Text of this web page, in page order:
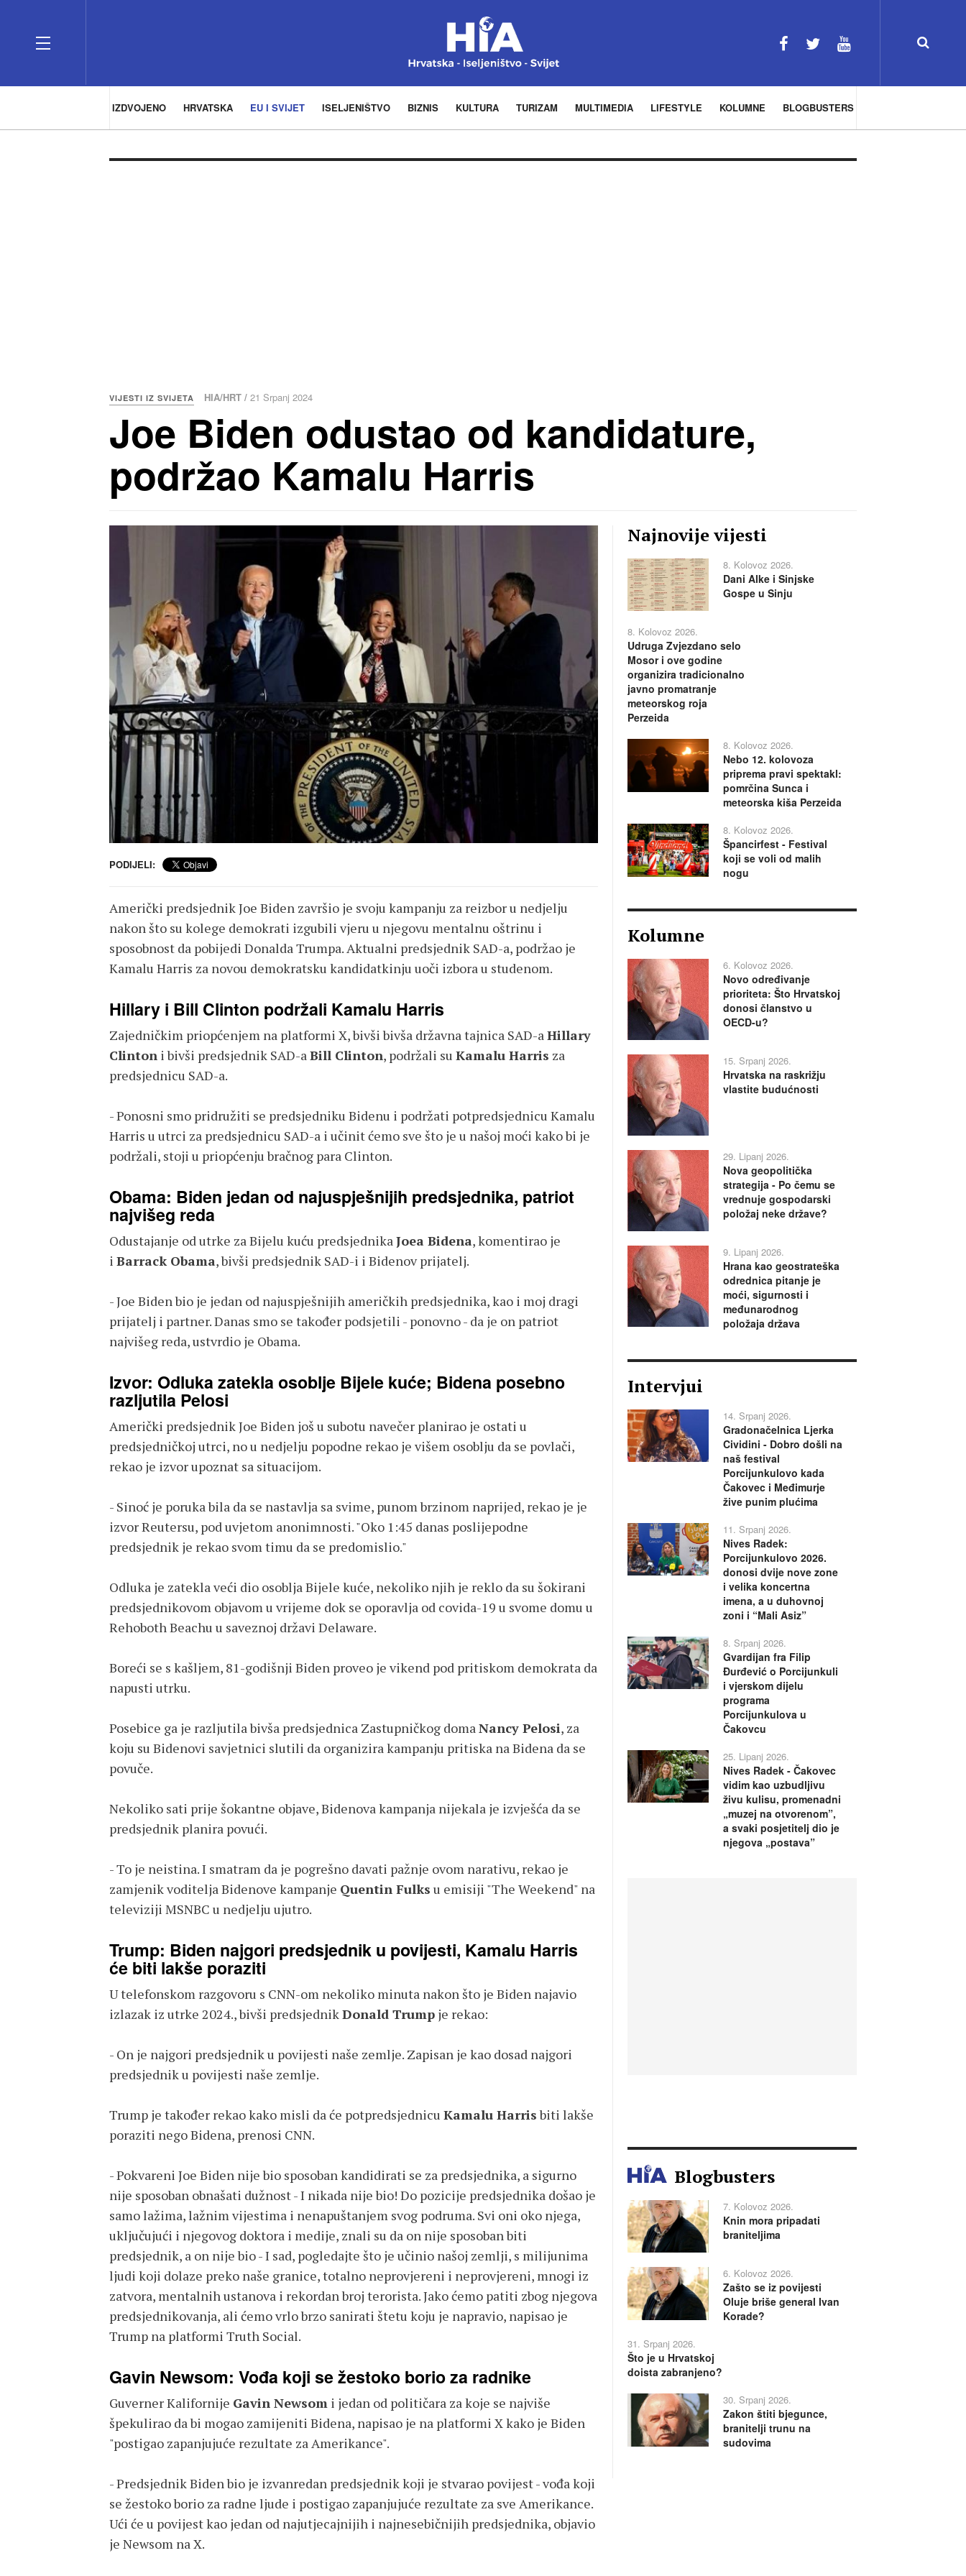
IZDVOJENO HRVATSKA EU I SVIJET ISELJENIŠTVO BIZNIS KULTURA TURIZAM MULTIMEDIA LIFESTYLE KOLUMNE BLOGBUSTERS
VIJESTI IZ SVIJETA HIA/HRT / 21 Srpanj 2024
Joe Biden odustao od kandidature,
podržao Kamalu Harris
PODIJELI:
Američki predsjednik Joe Biden završio je svoju kampanju za reizbor u nedjelju
nakon što su kolege demokrati izgubili vjeru u njegovu mentalnu oštrinu i
sposobnost da pobijedi Donalda Trumpa. Aktualni predsjednik SAD-a, podržao je
Kamalu Harris za novou demokratsku kandidatkinju uoči izbora u studenom.
Hillary i Bill Clinton podržali Kamalu Harris
Zajedničkim priopćenjem na platformi X, bivši bivša državna tajnica SAD-aHillary
Clinton i bivši predsjednik SAD-aBill Clinton, podržali su Kamalu Harris za
predsjednicu SAD-a.
- Ponosni smo pridružiti se predsjedniku Bidenu i podržati potpredsjednicu Kamalu
Harris u utrci za predsjednicu SAD-a i učinit ćemo sve što je u našoj moći kako bi je
podržali, stoji u priopćenju bračnog para Clinton.
Obama: Biden jedan od najuspješnijih predsjednika, patriot
najvišeg reda
Odustajanje od utrke za Bijelu kuću predsjednikaJoea Bidena, komentirao je
i Barrack Obama, bivši predsjednik SAD-i i Bidenov prijatelj.
- Joe Biden bio je jedan od najuspješnijih američkih predsjednika, kao i moj dragi
prijatelj i partner. Danas smo se također podsjetili - ponovno - da je on patriot
najvišeg reda, ustvrdio je Obama.
Izvor: Odluka zatekla osoblje Bijele kuće; Bidena posebno
razljutila Pelosi
Američki predsjednik Joe Biden još u subotu navečer planirao je ostati u
predsjedničkoj utrci, no u nedjelju popodne rekao je višem osoblju da se povlači,
rekao je izvor upoznat sa situacijom.
- Sinoć je poruka bila da se nastavlja sa svime, punom brzinom naprijed, rekao je je
izvor Reutersu, pod uvjetom anonimnosti. "Oko 1:45 danas poslijepodne
predsjednik je rekao svom timu da se predomislio."
Odluka je zatekla veći dio osoblja Bijele kuće, nekoliko njih je reklo da su šokirani
predsjednikovom objavom u vrijeme dok se oporavlja od covida-19 u svome domu u
Rehoboth Beachu u saveznoj državi Delaware.
Boreći se s kašljem, 81-godišnji Biden proveo je vikend pod pritiskom demokrata da
napusti utrku.
Posebice ga je razljutila bivša predsjednica Zastupničkog domaNancy Pelosi, za
koju su Bidenovi savjetnici slutili da organizira kampanju pritiska na Bidena da se
povuče.
Nekoliko sati prije šokantne objave, Bidenova kampanja nijekala je izvješća da se
predsjednik planira povući.
- To je neistina. I smatram da je pogrešno davati pažnje ovom narativu, rekao je
zamjenik voditelja Bidenove kampanje Quentin Fulks u emisiji "The Weekend" na
televiziji MSNBC u nedjelju ujutro.
Trump: Biden najgori predsjednik u povijesti, Kamalu Harris
će biti lakše poraziti
U telefonskom razgovoru s CNN-om nekoliko minuta nakon što je Biden najavio
izlazak iz utrke 2024., bivši predsjednikDonald Trump je rekao:
- On je najgori predsjednik u povijesti naše zemlje. Zapisan je kao dosad najgori
predsjednik u povijesti naše zemlje.
Trump je također rekao kako misli da će potpredsjednicu Kamalu Harrisbiti lakše
poraziti nego Bidena, prenosi CNN.
- Pokvareni Joe Biden nije bio sposoban kandidirati se za predsjednika, a sigurno
nije sposoban obnašati dužnost - I nikada nije bio! Do pozicije predsjednika došao je
samo lažima, lažnim vijestima i nenapuštanjem svog podruma. Svi oni oko njega,
uključujući i njegovog doktora i medije, znali su da on nije sposoban biti
predsjednik, a on nije bio - I sad, pogledajte što je učinio našoj zemlji, s milijunima
ljudi koji dolaze preko naše granice, totalno neprovjereni i neprovjereni, mnogi iz
zatvora, mentalnih ustanova i rekordan broj terorista. Jako ćemo patiti zbog njegova
predsjednikovanja, ali ćemo vrlo brzo sanirati štetu koju je napravio, napisao je
Trump na platformi Truth Social.
Gavin Newsom: Vođa koji se žestoko borio za radnike
Guverner Kalifornije Gavin Newsom i jedan od političara za koje se najviše
špekulirao da bi mogao zamijeniti Bidena, napisao je na platformi X kako je Biden
"postigao zapanjujuće rezultate za Amerikance".
- Predsjednik Biden bio je izvanredan predsjednik koji je stvarao povijest - vođa koji
se žestoko borio za radne ljude i postigao zapanjujuće rezultate za sve Amerikance.
Ući će u povijest kao jedan od najutjecajnijih i najnesebičnijih predsjednika, objavio
je Newsom na X.
Najnovije vijesti
8. Kolovoz 2026.
Dani Alke i Sinjske
Gospe u Sinju
8. Kolovoz 2026.
Udruga Zvjezdano selo
Mosor i ove godine
organizira tradicionalno
javno promatranje
meteorskog roja
Perzeida
8. Kolovoz 2026.
Nebo 12. kolovoza
priprema pravi spektakl:
pomrčina Sunca i
meteorska kiša Perzeida
8. Kolovoz 2026.
Špancirfest - Festival
koji se voli od malih
nogu
Kolumne
6. Kolovoz 2026.
Novo određivanje
prioriteta: Što Hrvatskoj
donosi članstvo u
OECD-u?
15. Srpanj 2026.
Hrvatska na raskrižju
vlastite budućnosti
29. Lipanj 2026.
Nova geopolitička
strategija - Po čemu se
vrednuje gospodarski
položaj neke države?
9. Lipanj 2026.
Hrana kao geostrateška
odrednica pitanje je
moći, sigurnosti i
međunarodnog
položaja država
Intervjui
14. Srpanj 2026.
Gradonačelnica Ljerka
Cividini - Dobro došli na
naš festival
Porcijunkulovo kada
Čakovec i Međimurje
žive punim plućima
11. Srpanj 2026.
Nives Radek:
Porcijunkulovo 2026.
donosi dvije nove zone
i velika koncertna
imena, a u duhovnoj
zoni i “Mali Asiz”
8. Srpanj 2026.
Gvardijan fra Filip
Đurđević o Porcijunkuli
i vjerskom dijelu
programa
Porcijunkulova u
Čakovcu
25. Lipanj 2026.
Nives Radek - Čakovec
vidim kao uzbudljivu
živu kulisu, promenadni
„muzej na otvorenom”,
a svaki posjetitelj dio je
njegova „postava”
Blogbusters
7. Kolovoz 2026.
Knin mora pripadati
braniteljima
6. Kolovoz 2026.
Zašto se iz povijesti
Oluje briše general Ivan
Korade?
31. Srpanj 2026.
Što je u Hrvatskoj
doista zabranjeno?
30. Srpanj 2026.
Zakon štiti bjegunce,
branitelji trunu na
sudovima